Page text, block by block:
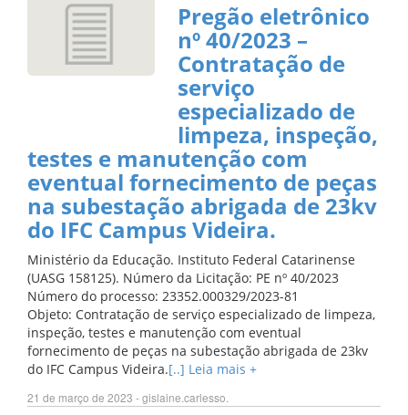
Pregão eletrônico
nº 40/2023 –
Contratação de
serviço
especializado de
limpeza, inspeção,
testes e manutenção com
eventual fornecimento de peças
na subestação abrigada de 23kv
do IFC Campus Videira.
Ministério da Educação. Instituto Federal Catarinense
(UASG 158125). Número da Licitação: PE nº 40/2023
Número do processo: 23352.000329/2023-81
Objeto: Contratação de serviço especializado de limpeza,
inspeção, testes e manutenção com eventual
fornecimento de peças na subestação abrigada de 23kv
do IFC Campus Videira.[..] Leia mais +
21 de março de 2023 - gislaine.carlesso.